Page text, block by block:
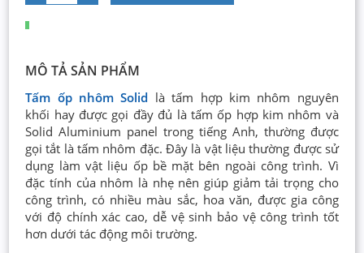
MÔ TẢ SẢN PHẨM
Tấm ốp nhôm Solid là tấm hợp kim nhôm nguyên
khối hay được gọi đầy đủ là tấm ốp hợp kim nhôm và
Solid Aluminium panel trong tiếng Anh, thường được
gọi tắt là tấm nhôm đặc. Đây là vật liệu thường được sử
dụng làm vật liệu ốp bề mặt bên ngoài công trình. Vì
đặc tính của nhôm là nhẹ nên giúp giảm tải trọng cho
công trình, có nhiều màu sắc, hoa văn, được gia công
với độ chính xác cao, dễ vệ sinh bảo vệ công trình tốt
hơn dưới tác động môi trường.